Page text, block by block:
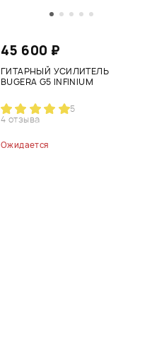
45 600 ₽
ГИТАРНЫЙ УСИЛИТЕЛЬ
BUGERA G5 INFINIUM
5
4 отзыва
Ожидается